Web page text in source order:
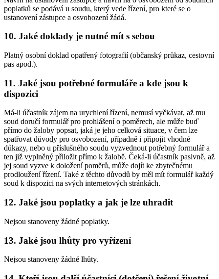
poplatků se podává u soudu, který vede řízení, pro které se o
ustanovení zástupce a osvobození žádá.
10. Jaké doklady je nutné mít s sebou
Platný osobní doklad opatřený fotografií (občanský průkaz, cestovní
pas apod.).
11. Jaké jsou potřebné formuláře a kde jsou k
dispozici
Má-li účastník zájem na urychlení řízení, nemusí vyčkávat, až mu
soud doručí formulář pro prohlášení o poměrech, ale může buď
přímo do žaloby popsat, jaká je jeho celková situace, v čem lze
spatřovat důvody pro osvobození, případně i připojit vhodné
důkazy, nebo u příslušného soudu vyzvednout potřebný formulář a
ten již vyplněný přiložit přímo k žalobě. Čeká-li účastník pasivně, až
jej soud vyzve k doložení poměrů, může dojít ke zbytečnému
prodloužení řízení. Také z těchto důvodů by měl mít formulář každý
soud k dispozici na svých internetových stránkách.
12. Jaké jsou poplatky a jak je lze uhradit
Nejsou stanoveny žádné poplatky.
13. Jaké jsou lhůty pro vyřízení
Nejsou stanoveny žádné lhůty.